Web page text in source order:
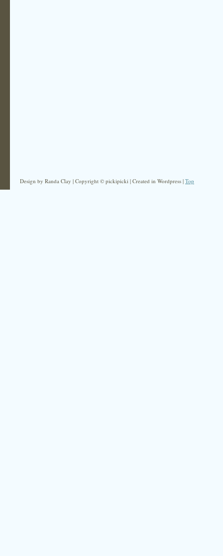
Design by Randa Clay | Copyright © pickipicki | Created in Wordpress | Top